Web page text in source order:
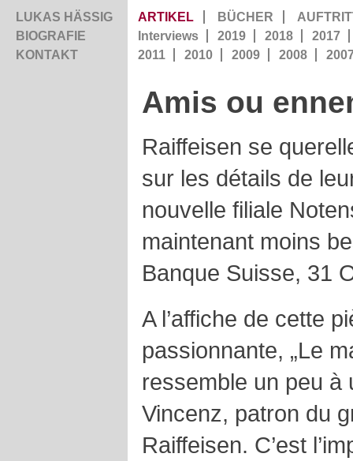
LUKAS HÄSSIG
BIOGRAFIE
KONTAKT
ARTIKEL BÜCHER
Interviews
2019 2018
2017
2011
2010 2009 2008
Amis ou
Raiffeisen se
sur les détails de
nouvelle filiale
maintenant moins
Banque Suisse, 31
A l’affiche de cette
passionnante, „Le
ressemble un peu à
Vincenz, patron du
Raiffeisen. C’est